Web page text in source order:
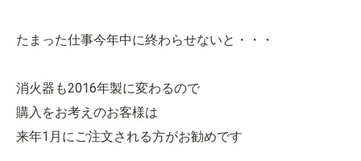
たまった仕事今年中に終わらせないと・・・
消火器も2016年製に変わるので
購入をお考えのお客様は
来年1月にご注文される方がお勧めです